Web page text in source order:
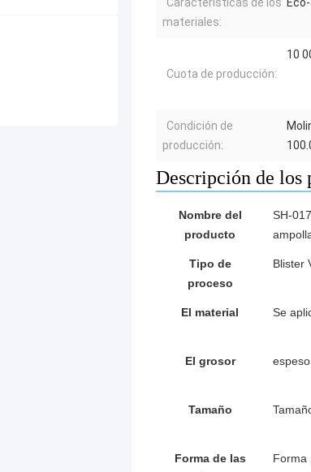
Características de los
materiales:
Cuota de producción:
10
Condición de
producción:
Descripción de los
Nombre del
producto
SH-
Tipo de
proceso
Blister
El material Se
El grosor
Tamaño
Forma de las
Forma